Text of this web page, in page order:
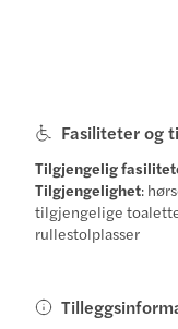
Fasiliteter og
Tilgjengelig
Tilgjengelighet:
tilgjengelige
rullestolplasser